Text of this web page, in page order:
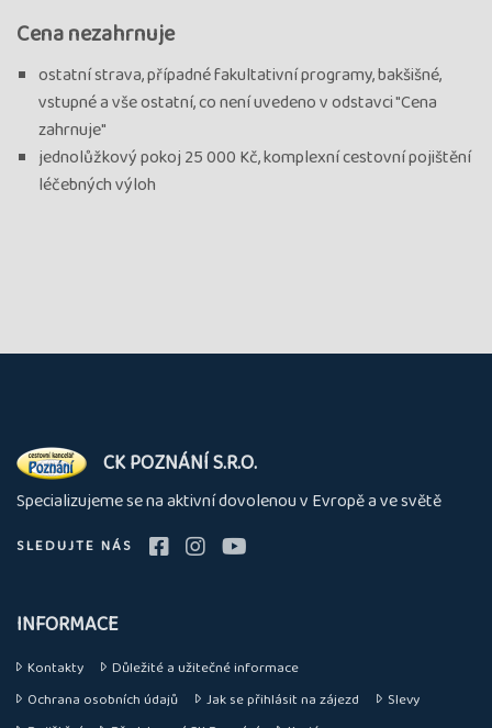
Cena nezahrnuje
ostatní strava, případné fakultativní programy, bakšišné,
vstupné a vše ostatní, co není uvedeno v odstavci "Cena
zahrnuje"
jednolůžkový pokoj 25 000 Kč, komplexní cestovní pojištění
léčebných výloh
O
nás
CK POZNÁNÍ S.R.O.
Specializujeme se na aktivní dovolenou v Evropě a ve světě
SLEDUJTE NÁS
INFORMACE
Kontakty
Důležité a užitečné informace
Ochrana osobních údajů
Jak se přihlásit na zájezd
Slevy